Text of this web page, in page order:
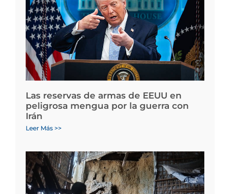
Las reservas de armas de EEUU en
peligrosa mengua por la guerra con
Irán
Leer Más >>